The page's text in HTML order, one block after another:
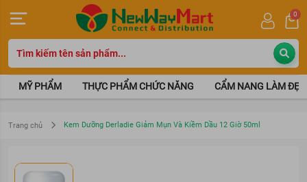
0
MỸ PHẨM THỰC PHẨM CHỨC NĂNG CẨM NANG LÀM ĐẸP
Trang chủ Kem Dưỡng Derladie Giảm Mụn Và Kiềm Dầu 12 Giờ 50ml